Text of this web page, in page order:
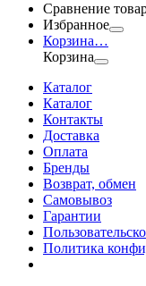
Сравнение
Избранное
Корзина…
Корзина
Каталог
Каталог
Контакты
Доставка
Оплата
Бренды
Возврат, обмен
Самовывоз
Гарантии
Политика